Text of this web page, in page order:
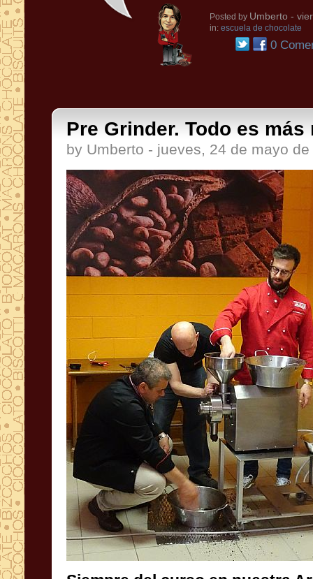
Posted by Umberto -
in: escuela de chocolate
0
Pre Grinder. Todo es más
by Umberto - jueves, 24 de mayo